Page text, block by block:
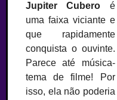
Jupiter Cubero é
uma faixa viciante e
que rapidamente
conquista o ouvinte.
Parece até música-
tema de filme! Por
isso, ela não poderia